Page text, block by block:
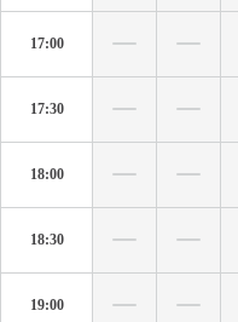
17:00
17:30
18:00
18:30
19:00